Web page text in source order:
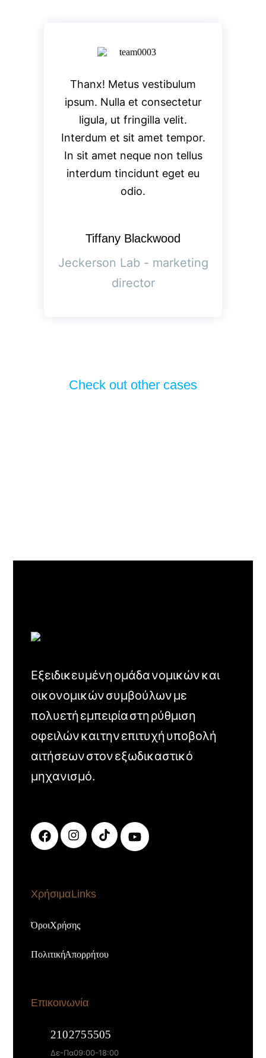
Thanx! Metus vestibulum
ipsum. Nulla et consectetur
ligula, ut fringilla velit.
Interdum et sit amet tempor.
In sit amet neque non tellus
interdum tincidunt eget eu
odio.
Tiffany Blackwood
Jeckerson Lab - marketing
director
Check out other cases
Εξειδικευμένη ομάδα νομικών και
οικονομικών συμβούλων με
πολυετή εμπειρία στη ρύθμιση
οφειλών και την επιτυχή υποβολή
αιτήσεων στον εξωδικαστικό
μηχανισμό.
Χρήσιμα Links
Όροι Χρήσης
Πολιτική Απορρήτου
Επικοινωνία
210 275 5505
Δε - Πα 09:00 - 18:00